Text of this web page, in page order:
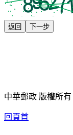
返回
下一步
中華郵政 版權所有
回頁首